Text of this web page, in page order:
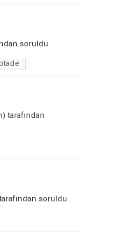
soruldu
tarafından
tarafından soruldu